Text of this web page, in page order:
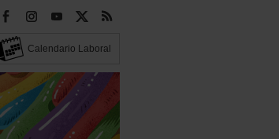
Calendario Laboral